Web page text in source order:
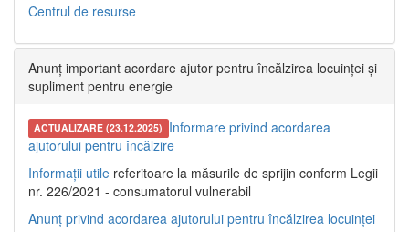
Centrul de resurse
Anunț important acordare ajutor pentru încălzirea locuinței și
supliment pentru energie
ACTUALIZARE (23.12.2025) Informare privind acordarea
ajutorului pentru încălzire
Informații utile referitoare la măsurile de sprijin conform Legii
nr. 226/2021 - consumatorul vulnerabil
Anunț privind acordarea ajutorului pentru încălzirea locuinței